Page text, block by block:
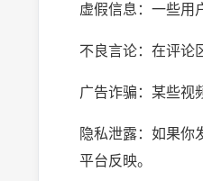
虚假信息：一些用
不良言论：在评论
广告诈骗：某些视
隐私泄露：如果你
平台反映。